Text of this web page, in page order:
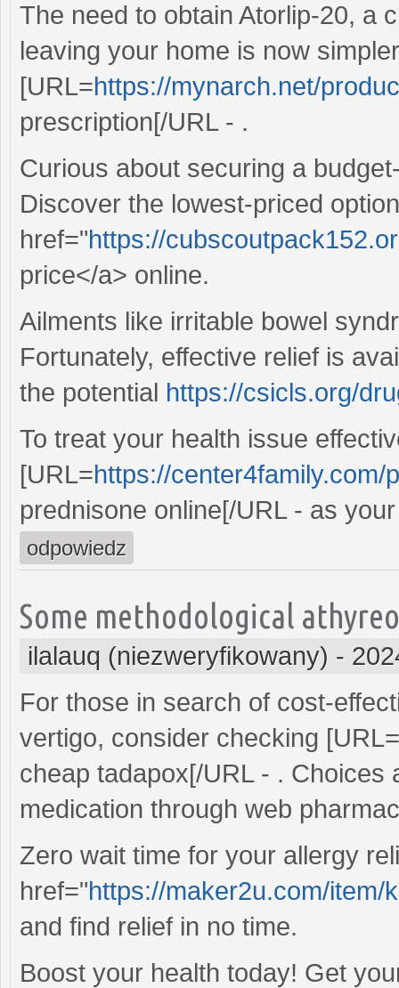
The need to obtain Atorlip-20, a
leaving your home is now
[URL=https://mynarch.net/
prescription[/URL - .
Curious about securing a
Discover the lowest-priced
href="https://
price</a> online.
Ailments like irritable bowel
Fortunately, effective relief is
the potential https://csicls.org/
To treat your health issue
[URL=https://
prednisone online[/URL - as
odpowiedz
Some methodological
ilalauq (niezweryfikowany) -
For those in search of cost-
vertigo, consider checking [URL=
cheap tadapox[/URL - . Choices
medication through web
Zero wait time for your allergy
href="https://maker2u.com/item/
and find relief in no time.
Boost your health today! Get